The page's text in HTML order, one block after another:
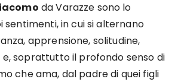
da Varazze sono lo
sentimenti, in cui si alternano
apprensione, solitudine,
soprattutto il profondo senso di
che ama, dal padre di quei figli